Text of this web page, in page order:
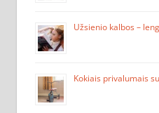
Užsienio kalbos –
Kokiais privalumais